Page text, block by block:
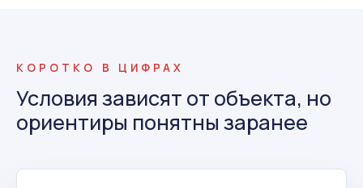
КОРОТКО В ЦИФРАХ
Условия зависят от объекта, но
ориентиры понятны заранее